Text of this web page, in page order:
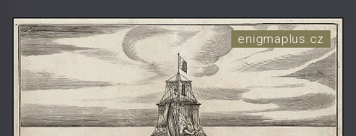
enigmaplus.cz